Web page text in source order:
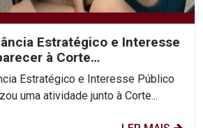
Estratégico e Interesse
à Corte
Estratégico e Interesse Público
uma atividade junto à Corte...